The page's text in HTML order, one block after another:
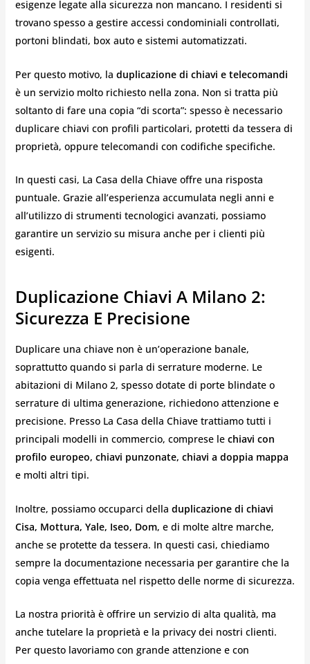
esigenze legate alla sicurezza non mancano. I residenti si
trovano spesso a gestire accessi condominiali controllati,
portoni blindati, box auto e sistemi automatizzati.
Per questo motivo, la duplicazione di chiavi e telecomandi
è un servizio molto richiesto nella zona. Non si tratta più
soltanto di fare una copia “di scorta”: spesso è necessario
duplicare chiavi con profili particolari, protetti da tessera di
proprietà, oppure telecomandi con codifiche specifiche.
In questi casi, La Casa della Chiave offre una risposta
puntuale. Grazie all’esperienza accumulata negli anni e
all’utilizzo di strumenti tecnologici avanzati, possiamo
garantire un servizio su misura anche per i clienti più
esigenti.
Duplicazione Chiavi A Milano 2:
Sicurezza E Precisione
Duplicare una chiave non è un’operazione banale,
soprattutto quando si parla di serrature moderne. Le
abitazioni di Milano 2, spesso dotate di porte blindate o
serrature di ultima generazione, richiedono attenzione e
precisione. Presso La Casa della Chiave trattiamo tutti i
principali modelli in commercio, comprese le chiavi con
profilo europeo, chiavi punzonate, chiavi a doppia mappa
e molti altri tipi.
Inoltre, possiamo occuparci della duplicazione di chiavi
Cisa, Mottura, Yale, Iseo, Dom, e di molte altre marche,
anche se protette da tessera. In questi casi, chiediamo
sempre la documentazione necessaria per garantire che la
copia venga effettuata nel rispetto delle norme di sicurezza.
La nostra priorità è offrire un servizio di alta qualità, ma
anche tutelare la proprietà e la privacy dei nostri clienti.
Per questo lavoriamo con grande attenzione e con